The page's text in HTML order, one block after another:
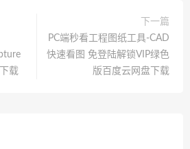
载
下一篇
PC端秒看工程图纸工具-CAD
快速看图 免登陆解锁VIP绿色
版百度云网盘下载